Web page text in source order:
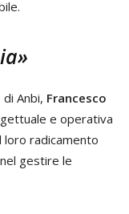
Anbi, Francesco
e operativa
loro radicamento
gestire le